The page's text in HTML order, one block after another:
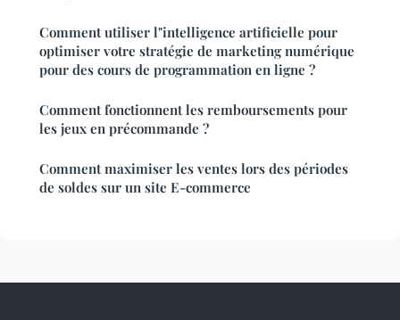
Comment utiliser l"intelligence artificielle pour
optimiser votre stratégie de marketing numérique
pour des cours de programmation en ligne ?
Comment fonctionnent les remboursements pour
les jeux en précommande ?
Comment maximiser les ventes lors des périodes
de soldes sur un site E-commerce